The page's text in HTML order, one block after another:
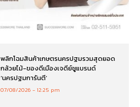
พลิกโฉมสินค้าเกษตรนครปฐมรวมสุดยอด
กล้วยไม้-ของดีเมืองเจดีย์ชูแบรนด์
‘นครปฐมการันตี’
07/08/2026 12:25 pm